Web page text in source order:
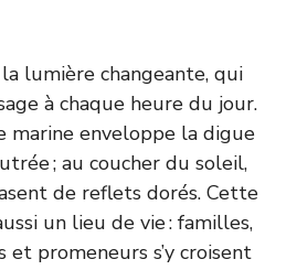
lumière changeante, qui
à chaque heure du jour.
marine enveloppe la digue
; au coucher du soleil,
de reflets dorés. Cette
un lieu de vie : familles,
et promeneurs s’y croisent